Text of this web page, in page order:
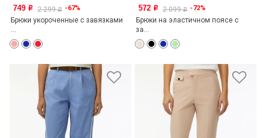
749 o 2 299o -67%
Брюки укороченные с завязками
...
572 o 2 099o -72%
Брюки на эластичном поясе с
за...